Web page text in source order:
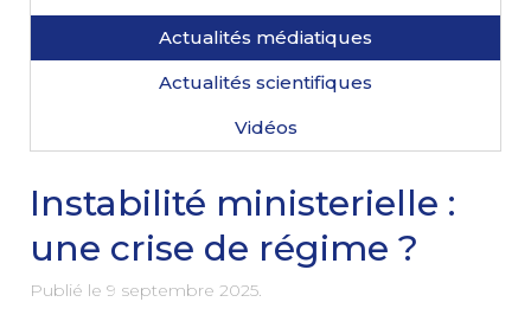
Actualités médiatiques
Actualités scientifiques
Vidéos
Instabilité ministerielle :
une crise de régime ?
Publié le 9 septembre 2025.